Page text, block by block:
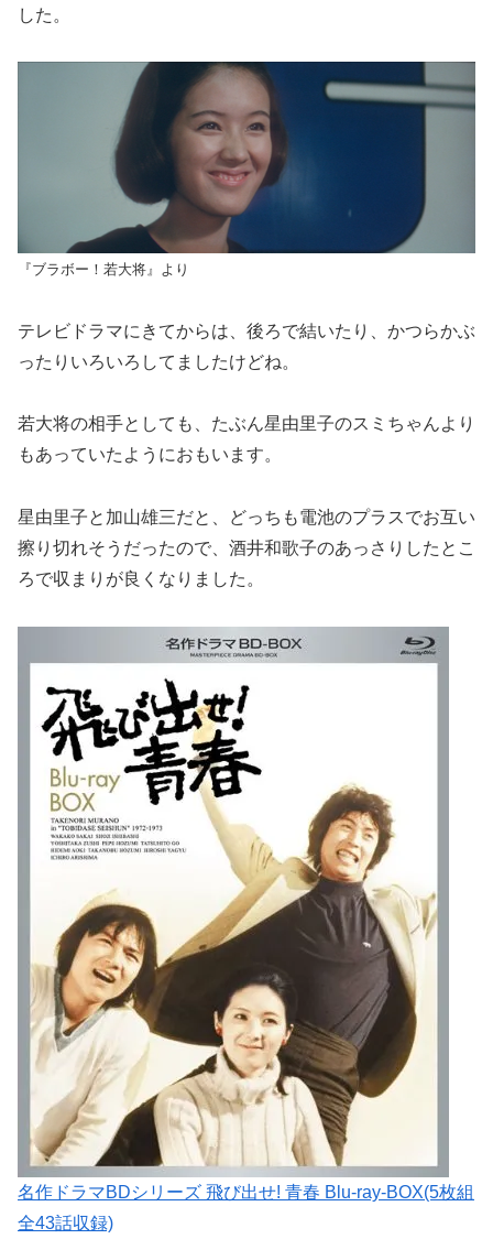
した。
『ブラボー！若大将』より
テレビドラマにきてからは、後ろで結いたり、かつらかぶ
ったりいろいろしてましたけどね。
若大将の相手としても、たぶん星由里子のスミちゃんより
もあっていたようにおもいます。
星由里子と加山雄三だと、どっちも電池のプラスでお互い
擦り切れそうだったので、酒井和歌子のあっさりしたとこ
ろで収まりが良くなりました。
名作ドラマBDシリーズ 飛び出せ! 青春 Blu-ray-BOX(5枚組
全43話収録)